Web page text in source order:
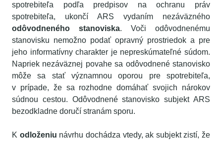
spotrebiteľa podľa predpisov na ochranu práv
spotrebiteľa, ukončí ARS vydaním nezáväzného
odôvodneného stanoviska. Voči odôvodnenému
stanovisku nemožno podať opravný prostriedok a pre
jeho informatívny charakter je nepreskúmateľné súdom.
Napriek nezáväznej povahe sa odôvodnené stanovisko
môže sa stať významnou oporou pre spotrebiteľa,
v prípade, že sa rozhodne domáhať svojich nárokov
súdnou cestou. Odôvodnené stanovisko subjekt ARS
bezodkladne doručí stranám sporu.
K odloženiu návrhu dochádza vtedy, ak subjekt zistí, že